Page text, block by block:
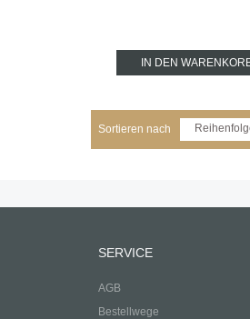
IN DEN
Sortieren nach
SERVICE
AGB
Bestellwege